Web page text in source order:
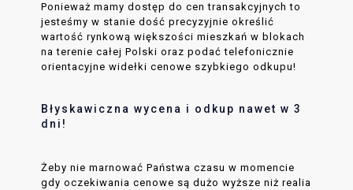
Ponieważ mamy dostęp do cen transakcyjnych to
jesteśmy w stanie dość precyzyjnie określić
wartość rynkową większości mieszkań w blokach
na terenie całej Polski oraz podać telefonicznie
orientacyjne widełki cenowe szybkiego odkupu!
Błyskawiczna wycena i odkup nawet w 3
dni!
Żeby nie marnować Państwa czasu w momencie
gdy oczekiwania cenowe są dużo wyższe niż realia